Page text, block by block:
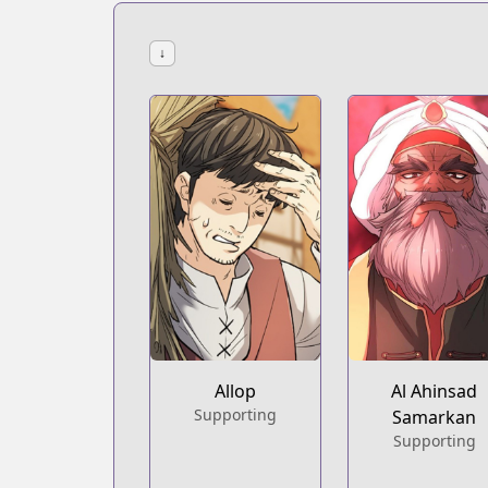
↓
Al Ahinsad
Samarkan
Supporting
Allop
Supporting